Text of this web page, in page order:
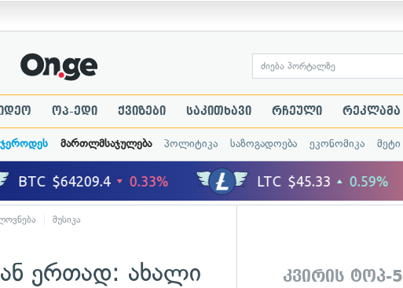
ოპ-ედი ქვიზები საკითხავი რჩეული რეკლამა
მართლმსაჯულება პოლიტიკა საზოგადოება ეკონომიკა მეტი
მუსიკა
ერთად: ახალი
კვირის ტოპ-5